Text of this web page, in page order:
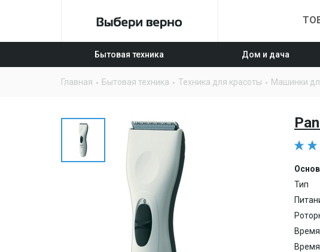
Бытовая техника Дом и дача
Главная Бытовая техника Техника для красоты Машинки
Тип